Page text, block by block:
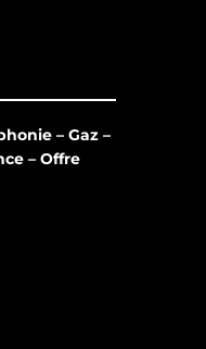
– Gaz –
– Offre